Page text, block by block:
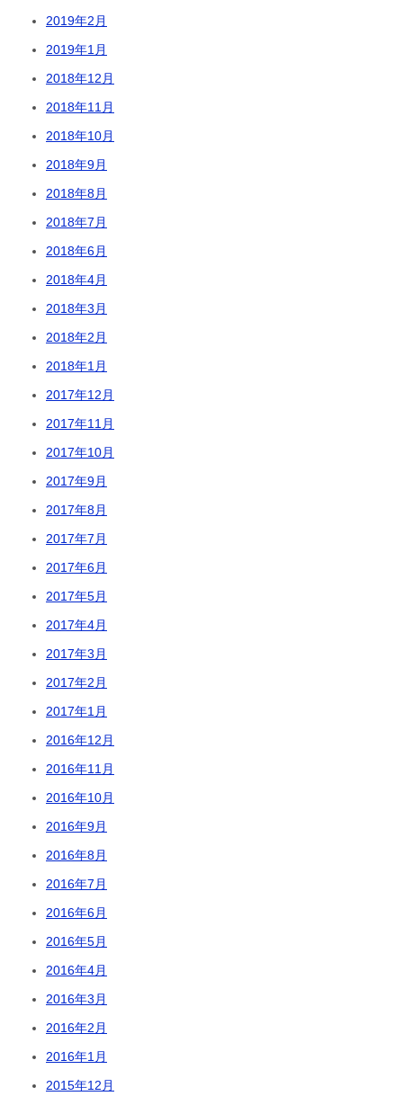
2019年2月
2019年1月
2018年12月
2018年11月
2018年10月
2018年9月
2018年8月
2018年7月
2018年6月
2018年4月
2018年3月
2018年2月
2018年1月
2017年12月
2017年11月
2017年10月
2017年9月
2017年8月
2017年7月
2017年6月
2017年5月
2017年4月
2017年3月
2017年2月
2017年1月
2016年12月
2016年11月
2016年10月
2016年9月
2016年8月
2016年7月
2016年6月
2016年5月
2016年4月
2016年3月
2016年2月
2016年1月
2015年12月